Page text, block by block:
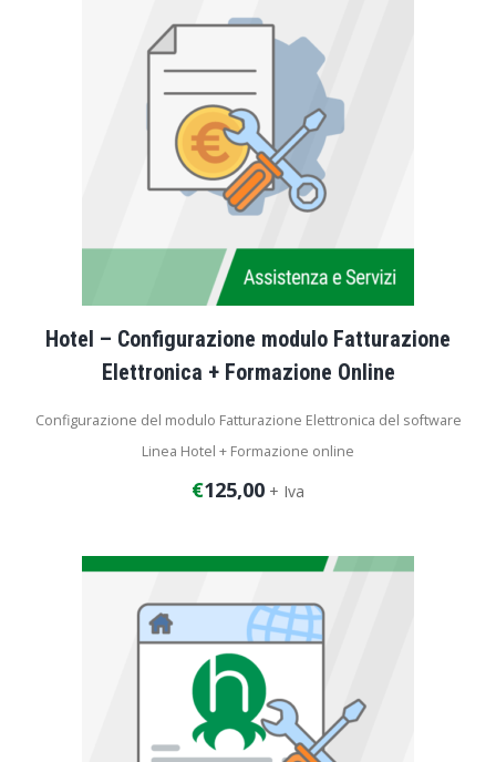
Hotel – Configurazione modulo Fatturazione
Elettronica + Formazione Online
Configurazione del modulo Fatturazione Elettronica del software
Linea Hotel + Formazione online
Durata dell’intervento: 2 ore
€125,00 + Iva